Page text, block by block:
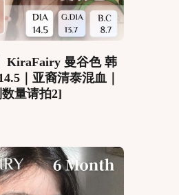
KiraFairy 曼谷色 韩
｜亚裔清泰混血｜
量请拍2]